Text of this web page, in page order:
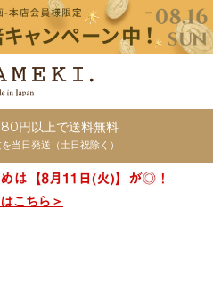
円以上で送料無料
当日発送（土日祝除く）
こちら＞